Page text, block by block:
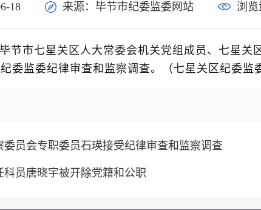
18 来源：毕节市纪委监委网站 浏览
毕节市七星关区人大常委会机关党组成员、七星
委监委纪律审查和监察调查。（七星关区纪委监
员会专职委员石瑛接受纪律审查和监察调查
员唐晓宇被开除党籍和公职